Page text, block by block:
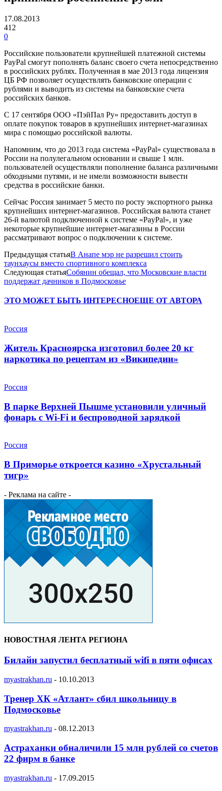
17.08.2013
412
0
Российские пользователи крупнейшей платежной системы
PayPal смогут пополнять баланс своего счета непосредственно
в российских рублях. Полученная в мае 2013 года лицензия
ЦБ РФ позволяет осуществлять банковские операции с
рублями и выводить из системы на банковские счета
российских банков.
С 17 сентября ООО «ПэйПал Ру» предоставить доступ в
оплате покупок товаров в крупнейших интернет-магазинах
мира с помощью российской валюты.
Напомним, что до 2013 года система «PayPal» существовала в
России на полулегальном основании и свыше 1 млн.
пользователей осуществляли пополнение баланса различными
обходными путями, и не имели возможности вывести
средства в российские банки.
Сейчас Россия занимает 5 место по росту экспортного рынка
крупнейших интернет-магазинов. Российская валюта станет
26-й валютой подключенной к системе «PayPal», и уже
некоторые крупнейшие интернет-магазины в России
рассматривают вопрос о подключении к системе.
Предыдущая статьяВ Анапе мэр не разрешил стоить
таунхаусы вместо спортивного комплекса
Следующая статьяСобянин обещал, что Московские власти
поддержат дачников в Подмосковье
ЭТО МОЖЕТ БЫТЬ ИНТЕРЕСНОЕЩЕ ОТ АВТОРА
Россия
Житель Красноярска изготовил более 20 кг
наркотика по рецептам из «Википедии»
Россия
В парке Верхней Пышме установили уличный
фонарь с Wi-Fi и беспроводной зарядкой
Россия
В Приморье откроется казино «Хрустальный
тигр»
- Реклама на сайте -
НОВОСТНАЯ ЛЕНТА РЕГИОНА
Билайн запустил бесплатный wifi в пяти офисах
myastrakhan.ru - 10.10.2013
Тренер ХК «Атлант» сбил школьницу в
Подмосковье
myastrakhan.ru - 08.12.2013
Астраханки обналичили 15 млн рублей со счетов
22 фирм в банке
myastrakhan.ru - 17.09.2015